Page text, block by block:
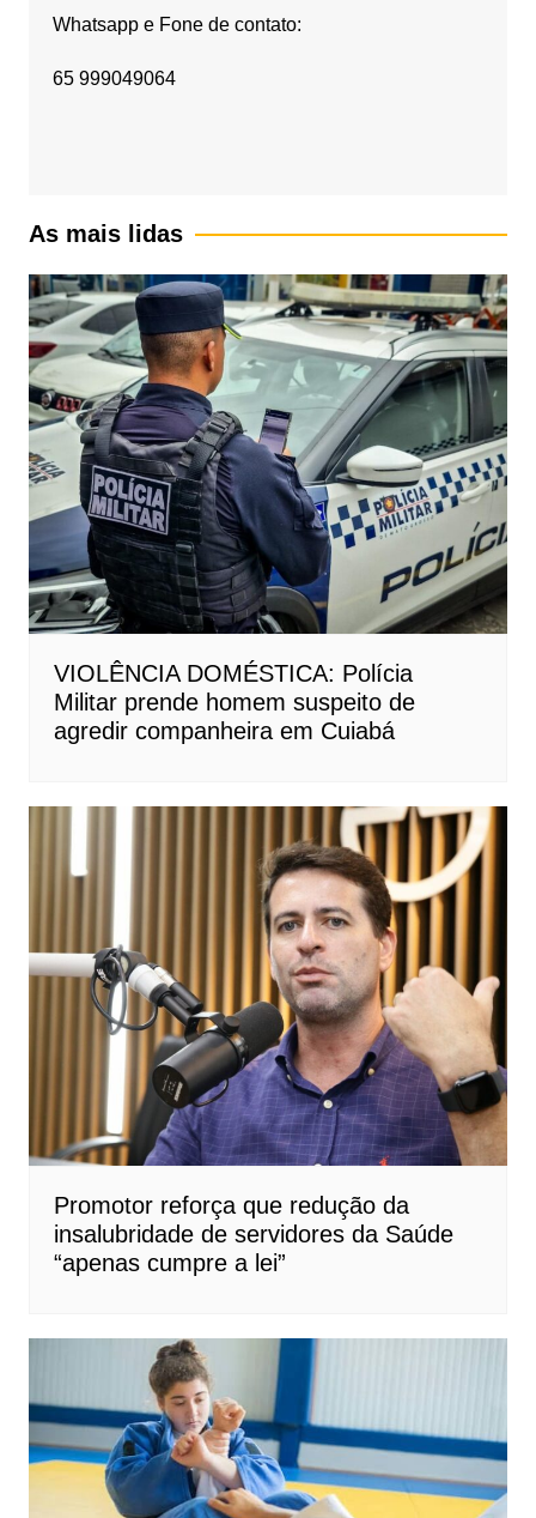
Whatsapp e Fone de contato:
65 999049064
As mais lidas
VIOLÊNCIA DOMÉSTICA: Polícia
Militar prende homem suspeito de
agredir companheira em Cuiabá
Promotor reforça que redução da
insalubridade de servidores da Saúde
“apenas cumpre a lei”